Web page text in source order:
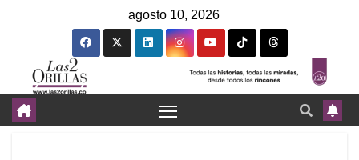
agosto 10, 2026